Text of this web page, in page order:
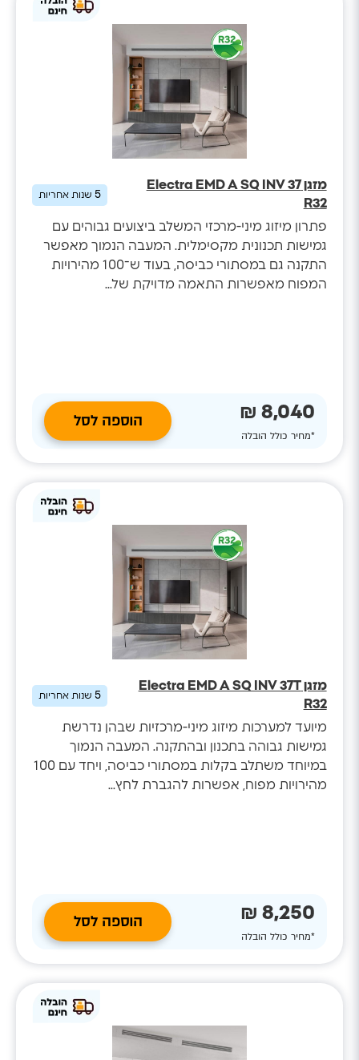
מזגן Electra EMD A SQ INV 37
R32
5שנות אחריות
פתרון מיזוג מיני-מרכזי המשלב ביצועים גבוהים עם
גמישות תכנונית מקסימלית. המעבה הנמוך מאפשר
התקנה גם במסתורי כביסה, בעוד ש־100 מהירויות
המפוח מאפשרות התאמה מדויקת של...
8,040 ₪
*מחיר כולל הובלה
הוספה לסל
מזגן Electra EMD A SQ INV 37T
R32
5שנות אחריות
מיועד למערכות מיזוג מיני-מרכזיות שבהן נדרשת
גמישות גבוהה בתכנון ובהתקנה. המעבה הנמוך
במיוחד משתלב בקלות במסתורי כביסה, ויחד עם 100
מהירויות מפוח, אפשרות להגברת לחץ...
8,250 ₪
*מחיר כולל הובלה
הוספה לסל